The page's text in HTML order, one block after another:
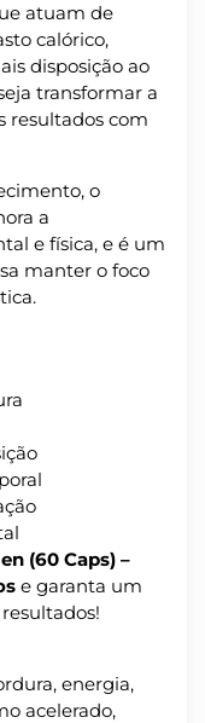
atuam de
calórico,
disposição ao
transformar a
resultados com
o
a
e física, e é um
manter o foco
(60 Caps) –
e garanta um
energia,
acelerado,